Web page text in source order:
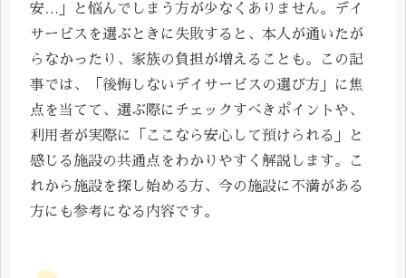
安…」と悩んでしまう方が少なくありません。デイ
サービスを選ぶときに失敗すると、本人が通いたが
らなかったり、家族の負担が増えることも。この記
事では、「後悔しないデイサービスの選び方」に焦
点を当てて、選ぶ際にチェックすべきポイントや、
利用者が実際に「ここなら安心して預けられる」と
感じる施設の共通点をわかりやすく解説します。こ
れから施設を探し始める方、今の施設に不満がある
方にも参考になる内容です。